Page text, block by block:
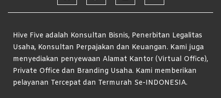
Hive Five adalah Konsultan Bisnis, Penerbitan Legalitas
Usaha, Konsultan Perpajakan dan Keuangan. Kami juga
menyediakan penyewaan Alamat Kantor (Virtual Office),
Private Office dan Branding Usaha. Kami memberikan
pelayanan Tercepat dan Termurah Se-INDONESIA.